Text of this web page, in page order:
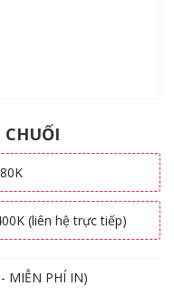
CHUỐI
(liên hệ trực tiếp)
MIỄN PHÍ IN)